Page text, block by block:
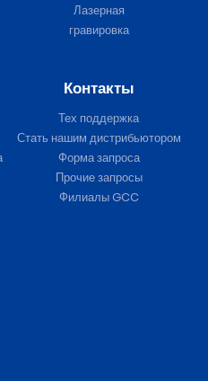
Лазерная
гравировка
Контакты
Тех поддержка
Стать нашим дистрибьютором
Форма запроса
Прочие запросы
Филиалы GCC